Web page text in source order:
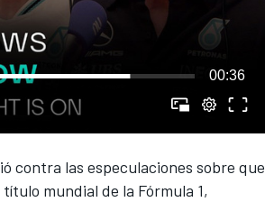
00:36
contra las especulaciones sobre que
mundial de la Fórmula 1,